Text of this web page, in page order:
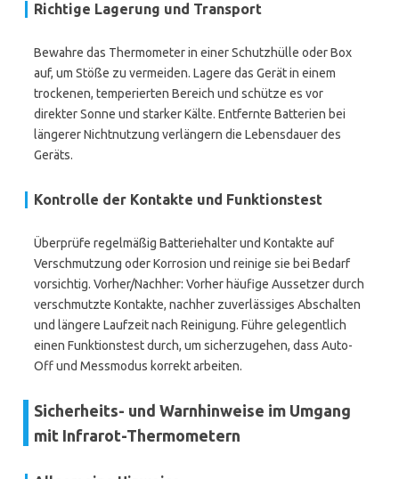
Richtige Lagerung und Transport
Bewahre das Thermometer in einer Schutzhülle oder Box
auf, um Stöße zu vermeiden. Lagere das Gerät in einem
trockenen, temperierten Bereich und schütze es vor
direkter Sonne und starker Kälte. Entfernte Batterien bei
längerer Nichtnutzung verlängern die Lebensdauer des
Geräts.
Kontrolle der Kontakte und Funktionstest
Überprüfe regelmäßig Batteriehalter und Kontakte auf
Verschmutzung oder Korrosion und reinige sie bei Bedarf
vorsichtig. Vorher/Nachher: Vorher häufige Aussetzer durch
verschmutzte Kontakte, nachher zuverlässiges Abschalten
und längere Laufzeit nach Reinigung. Führe gelegentlich
einen Funktionstest durch, um sicherzugehen, dass Auto-
Off und Messmodus korrekt arbeiten.
Sicherheits- und Warnhinweise im Umgang
mit Infrarot-Thermometern